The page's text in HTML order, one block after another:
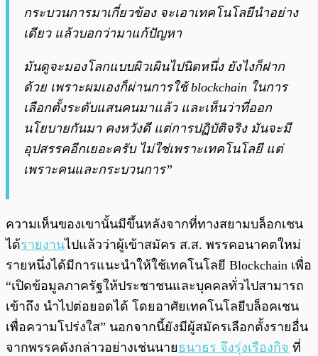
กระบวนการมาเกี่ยวข้อง จะเอาเทคโนโลยีนำอย่าง
เดียว แล้วบอกว่ามาแก้ปัญหา
มันดูจะมองโลกแบบผิวเผินไปนิดหนึ่ง ยังไงก็ฝาก
ด้วย เพราะผมเองก็ผ่านการใช้ blockchain ในการ
เลือกตั้งระดับแสนคนมาแล้ว และเห็นว่าที่ออก
นโยบายกันมา คงหวังดี แต่การปฏิบัติจริง มันจะมี
อุปสรรคอีกเยอะครับ ไม่ใช่เพราะเทคโนโลยี แต่
เพราะคนและกระบวนการ”
ความเห็นของเขานั้นมีขึ้นหลังจากที่ทางสยามบล็อกเชน
ได้รายงานไปแล้วว่าผู้เข้าสมัคร ส.ส. พรรคอนาคตใหม่
รายหนึ่งได้มีการแนะนำให้ใช้เทคโนโลยี Blockchain เพื่อ
“เปิดข้อมูลภาครัฐให้ประชาชนและบุคคลทั่วไปสามารถ
เข้าถึง นำไปต่อยอดได้ โดยอาศัยเทคโนโลยีบล็อคเชน
เพื่อความโปร่งใส” นอกจากนี้ยังมีผู้สมัครเลือกตั้งรายอื่น
จากพรรคดังกล่าวอย่างเช่นนายธนาธร จึงรุ่งเรืองกิจ ที่